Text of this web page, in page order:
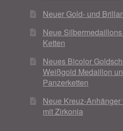
Neuer Gold- und
Neue
Ketten
Neues Bicolor
Weißgold Medaillon
Panzerketten
Neue Kreuz-
mit Zirkonia